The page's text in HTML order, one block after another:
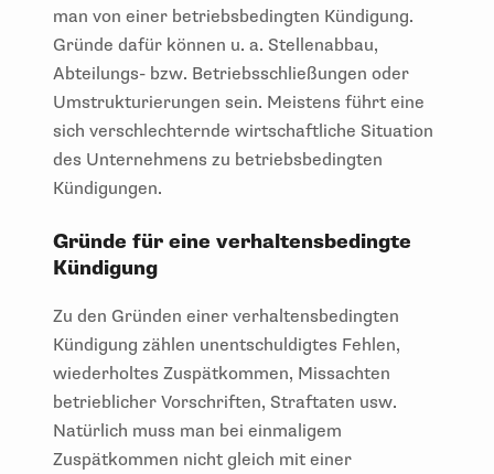
man von einer betriebsbedingten Kündigung.
Gründe dafür können u. a. Stellenabbau,
Abteilungs- bzw. Betriebsschließungen oder
Umstrukturierungen sein. Meistens führt eine
sich verschlechternde wirtschaftliche Situation
des Unternehmens zu betriebsbedingten
Kündigungen.
Gründe für eine verhaltensbedingte
Kündigung
Zu den Gründen einer verhaltensbedingten
Kündigung zählen unentschuldigtes Fehlen,
wiederholtes Zuspätkommen, Missachten
betrieblicher Vorschriften, Straftaten usw.
Natürlich muss man bei einmaligem
Zuspätkommen nicht gleich mit einer